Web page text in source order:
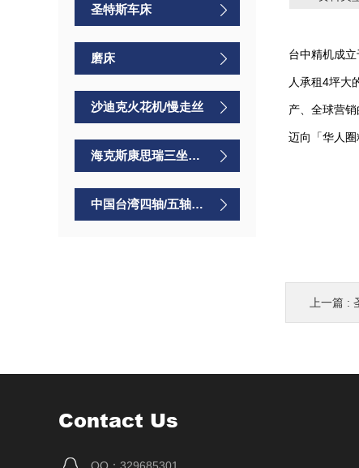
圣特斯车床
磨床
沙迪克火花机/慢走丝
海克斯康思瑞三坐标测量仪
中国台湾四轴/五轴转台
台中精机成
人承租4坪大
产、全球营
迈向「华人圈
上一篇 :
Contact Us